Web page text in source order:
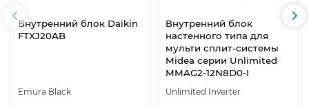
Внутренний блок Daikin
FTXJ20AB
Emura Black
Внутренний блок
настенного типа для
мульти сплит-системы
Midea серии Unlimited
MMAG2-12N8D0-I
Unlimited Inverter